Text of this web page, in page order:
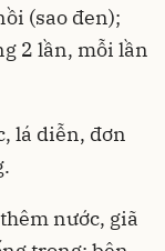
(sao đen);
2 lần, mỗi lần
lá diễn, đơn
nước, giã